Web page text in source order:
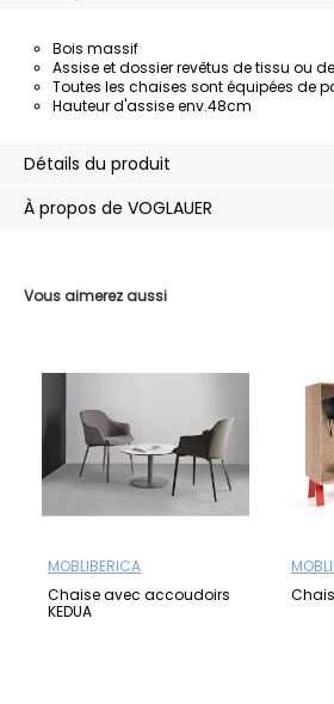
Vous aimerez aussi
MOBLIBERICA
Chaise avec accoudoirs
KEDUA
Bois massif
Assise et dossier revêtus de tissu ou
Toutes les chaises sont équipées de
Hauteur d'assise env.48cm
Détails du produit
À propos de VOGLAUER